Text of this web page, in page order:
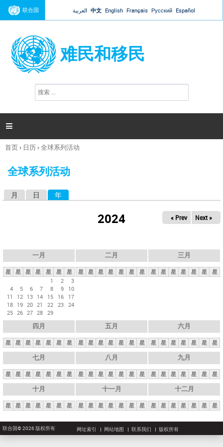
Jump to navigation
联合国 العربية 中文 English Français Русский Español
难民和移民
搜
索

你
这
首页› 日历›全球系列活动
全球系列活动
月 日 年
2024 « Prev Next »
一月
星 星 星 星 星 星
星
1
2
3
4
5 6 7 8 9
10
11
12 13 14 15 16
17
18 19 20 21 22 23 24
25 26 27 28 29
二月
星 星 星 星 星 星 星
三月
星 星 星 星 星 星 星
四月
星 星 星 星 星 星 星
五月
星 星 星 星 星 星 星
六月
星 星 星 星 星 星 星
七月
星 星 星 星 星 星 星
八月
星 星 星 星 星 星 星
九月
星 星 星 星 星 星 星
十月
星 星 星 星 星 星 星
十一月
星 星 星 星 星 星 星
十二月
星 星 星 星 星 星 星
联合国© 2026 版权所有 网址索引 网站地图 联系我们 版权所有